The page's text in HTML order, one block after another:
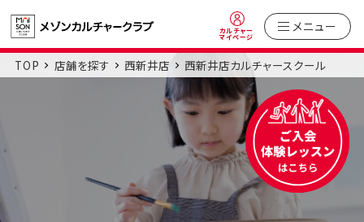
カルチャー
マイページ
メニュー
TOP 店舗を探す 西新井店 西新井店カルチャースクール